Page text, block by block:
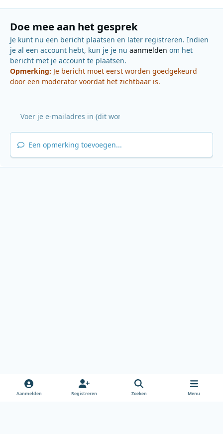
Doe mee aan het gesprek
Je kunt nu een bericht plaatsen en later registreren. Indien
je al een account hebt, kun je je nu aanmelden om het
bericht met je account te plaatsen.
Opmerking: Je bericht moet eerst worden goedgekeurd
door een moderator voordat het zichtbaar is.
Een opmerking toevoegen...
Aanmelden Registreren Zoeken Menu